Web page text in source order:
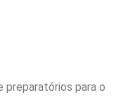
preparatórios para o